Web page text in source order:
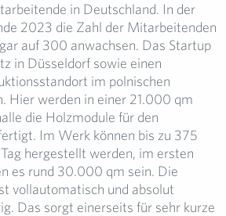
in Deutschland. In der
2023 die Zahl der Mitarbeitenden
auf 300 anwachsen. Das Startup
in Düsseldorf sowie einen
im polnischen
Hier werden in einer 21.000 qm
die Holzmodule für den
Im Werk können bis zu 375
hergestellt werden, im ersten
es rund 30.000 qm sein. Die
vollautomatisch und absolut
Das sorgt einerseits für sehr kurze